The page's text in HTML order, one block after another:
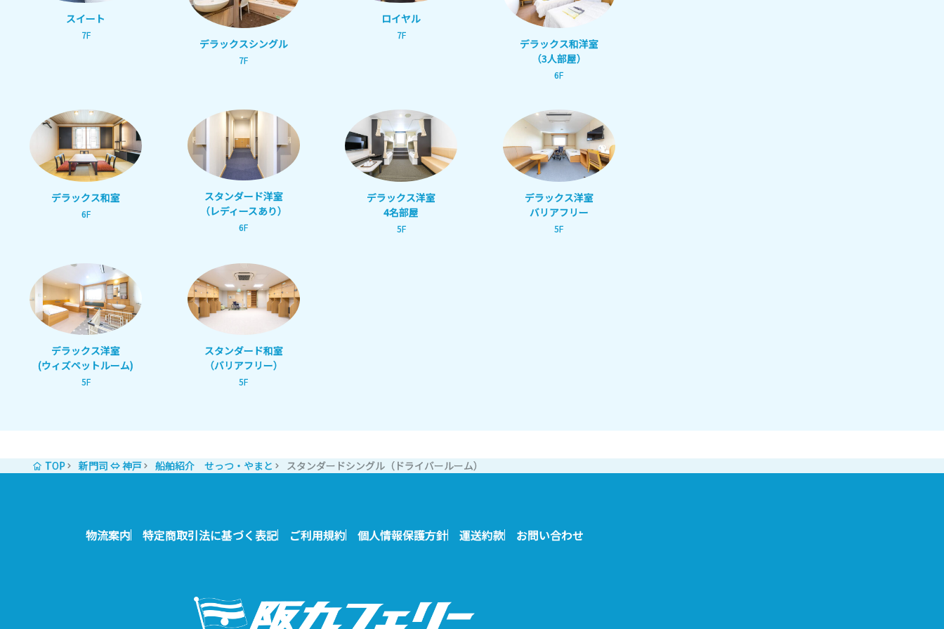
スイート
7F
デラックスシングル
7F
ロイヤル
7F
デラックス和洋室
（3人部屋）
6F
デラックス和室
6F
スタンダード洋室
（レディースあり）
6F
デラックス洋室
4名部屋
5F
デラックス洋室
バリアフリー
5F
デラックス洋室
(ウィズペットルーム)
5F
スタンダード和室
（バリアフリー）
5F
TOP 新門司 ⇔ 神戸 船舶紹介 せっつ・やまと スタンダードシングル（ドライバールーム）
物流案内 特定商取引法に基づく表記 ご利用規約 個人情報保護方針 運送約款 お問い合わせ